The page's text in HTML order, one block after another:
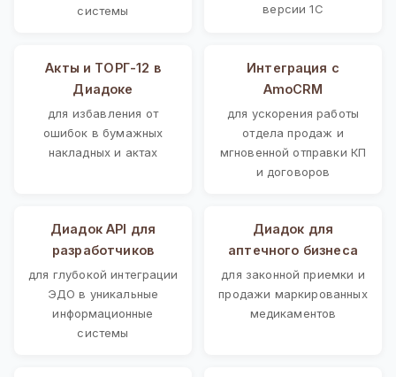
системы
версии 1С
Акты и ТОРГ-12 в
Диадоке
для избавления от
ошибок в бумажных
накладных и актах
Интеграция с
AmoCRM
для ускорения работы
отдела продаж и
мгновенной отправки КП
и договоров
Диадок API для
разработчиков
для глубокой интеграции
ЭДО в уникальные
информационные
системы
Диадок для
аптечного бизнеса
для законной приемки и
продажи маркированных
медикаментов